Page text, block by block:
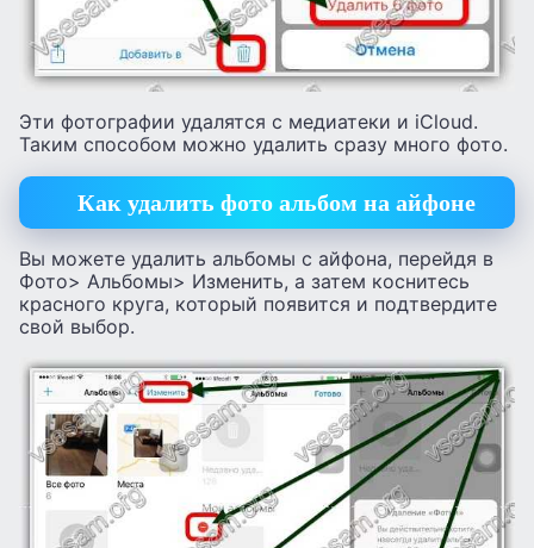
Эти фотографии удалятся с медиатеки и iCloud.
Таким способом можно удалить сразу много фото.
Как удалить фото альбом на айфоне
Вы можете удалить альбомы с айфона, перейдя в
Фото> Альбомы> Изменить, а затем коснитесь
красного круга, который появится и подтвердите
свой выбор.